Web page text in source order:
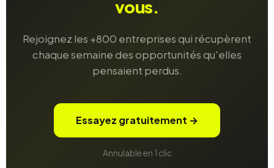
vous.
Rejoignez les +800 entreprises qui récupèrent
chaque semaine des opportunités qu'elles
pensaient perdus.
Essayez gratuitement →
Annulable en 1 clic